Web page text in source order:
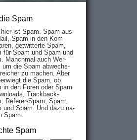
Spam
ist Spam. Spam aus
Spam in den Kom­
ge­twit­ter­te Spam,
für Spam und Spam und
Manch­mal auch Wer­
um die Spam ab­wechs­
zu mach­en. Aber
die Spam, ob
in den Fo­ren oder Spam
Track­back-
Re­fe­rer-Spam, Spam,
und Spam. Und da­zu na­
Spam.
Spam